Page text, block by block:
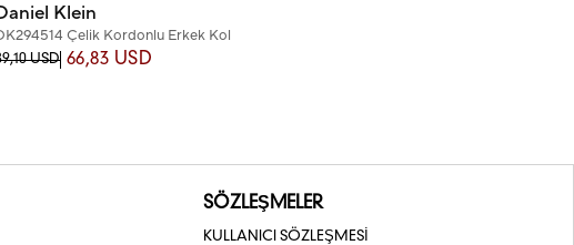
Klein
Çelik Kordonlu Erkek Kol
USD 66,83 USD
SÖZLEŞMELER
KULLANICI SÖZLEŞMESİ